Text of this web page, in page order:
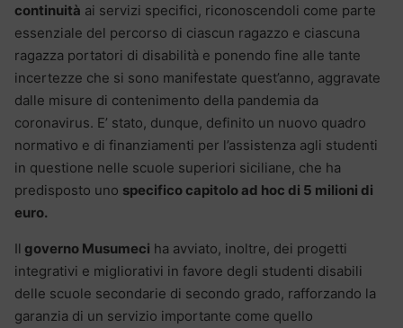
continuità ai servizi specifici, riconoscendoli come parte
essenziale del percorso di ciascun ragazzo e ciascuna
ragazza portatori di disabilità e ponendo fine alle tante
incertezze che si sono manifestate quest’anno, aggravate
dalle misure di contenimento della pandemia da
coronavirus. E’ stato, dunque, definito un nuovo quadro
normativo e di finanziamenti per l’assistenza agli studenti
in questione nelle scuole superiori siciliane, che ha
predisposto uno specifico capitolo ad hoc di 5 milioni di
euro.
Il governo Musumeci ha avviato, inoltre, dei progetti
integrativi e migliorativi in favore degli studenti disabili
delle scuole secondarie di secondo grado, rafforzando la
garanzia di un servizio importante come quello